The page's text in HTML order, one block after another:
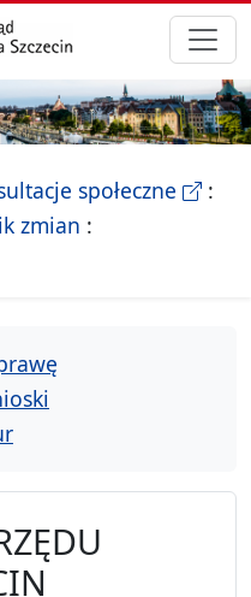
Publicznej
społeczne-
Miasta Szczecin
zmian